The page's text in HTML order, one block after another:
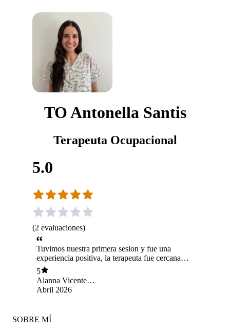
TO Antonella Santis
Terapeuta Ocupacional
5.0
(2 evaluaciones)
Tuvimos nuestra primera sesion y fue una
experiencia positiva, la terapeuta fue cercana
amable y logró generar confianza. Me explicó
de manera clara lo que estaba observando con
mi hija y resolvió mis dudas continuaremos el
5
Alanna Vicente
Casimiro
Abril 2026
SOBRE MÍ